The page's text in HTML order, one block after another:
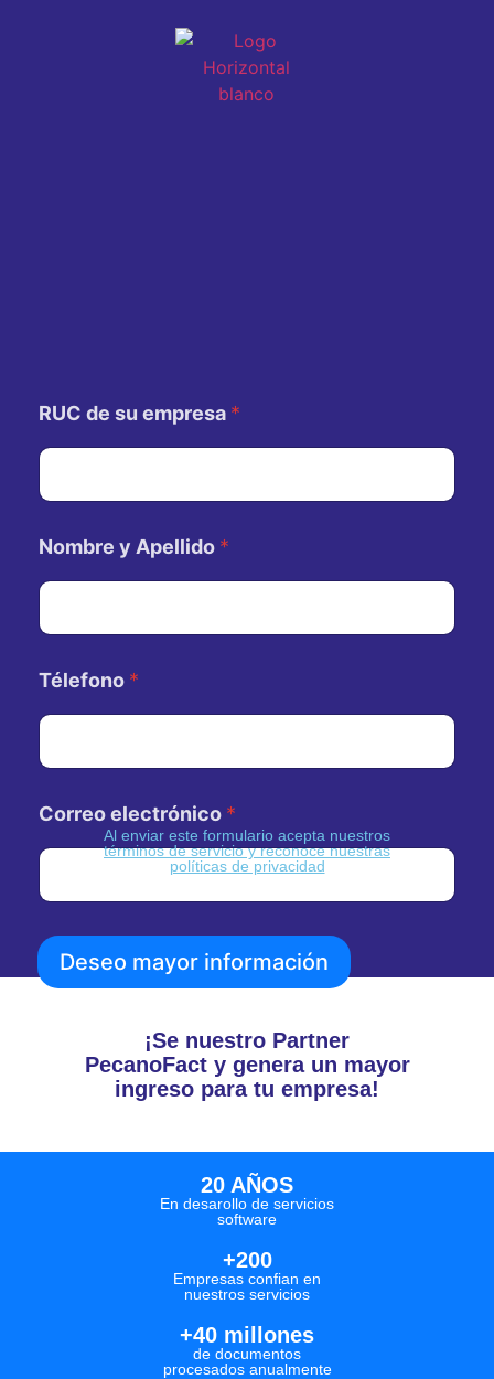
RUC de su empresa *
Nombre y Apellido *
Télefono *
Correo electrónico *
Deseo mayor información
Al enviar este formulario acepta nuestros
términos de servicio y reconoce nuestras
políticas de privacidad
¡Se nuestro Partner
PecanoFact y genera un mayor
ingreso para tu empresa!
20 AÑOS
En desarollo de servicios
software
+200
Empresas confian en
nuestros servicios
+40 millones
de documentos
procesados anualmente